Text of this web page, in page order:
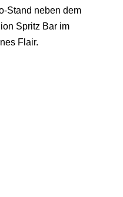
Stand neben dem
Spritz Bar im
Flair.